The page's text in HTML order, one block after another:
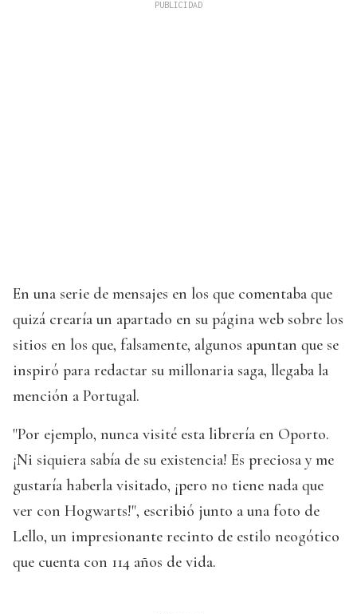
En una serie de mensajes en los que comentaba que
quizá crearía un apartado en su página web sobre los
sitios en los que, falsamente, algunos apuntan que se
inspiró para redactar su millonaria saga, llegaba la
mención a Portugal.
"Por ejemplo, nunca visité esta librería en Oporto.
¡Ni siquiera sabía de su existencia! Es preciosa y me
gustaría haberla visitado, ¡pero no tiene nada que
ver con Hogwarts!", escribió junto a una foto de
Lello, un impresionante recinto de estilo neogótico
que cuenta con 114 años de vida.